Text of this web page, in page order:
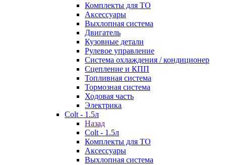
Комплекты для ТО
Аксессуары
Выхлопная система
Двигатель
Кузовные детали
Рулевое управление
Система охлаждения / кондиционер
Сцепление и КПП
Топливная система
Тормозная система
Ходовая часть
Электрика
Colt - 1.5л
Назад
Colt - 1.5л
Комплекты для ТО
Аксессуары
Выхлопная система